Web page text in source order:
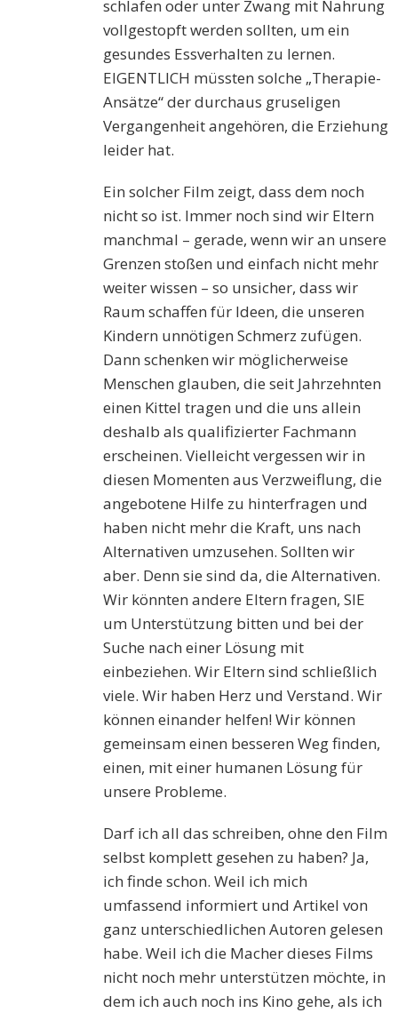
schlafen oder unter Zwang mit Nahrung
vollgestopft werden sollten, um ein
gesundes Essverhalten zu lernen.
EIGENTLICH müssten solche „Therapie-
Ansätze“ der durchaus gruseligen
Vergangenheit angehören, die Erziehung
leider hat.
Ein solcher Film zeigt, dass dem noch
nicht so ist. Immer noch sind wir Eltern
manchmal – gerade, wenn wir an unsere
Grenzen stoßen und einfach nicht mehr
weiter wissen – so unsicher, dass wir
Raum schaffen für Ideen, die unseren
Kindern unnötigen Schmerz zufügen.
Dann schenken wir möglicherweise
Menschen glauben, die seit Jahrzehnten
einen Kittel tragen und die uns allein
deshalb als qualifizierter Fachmann
erscheinen. Vielleicht vergessen wir in
diesen Momenten aus Verzweiflung, die
angebotene Hilfe zu hinterfragen und
haben nicht mehr die Kraft, uns nach
Alternativen umzusehen. Sollten wir
aber. Denn sie sind da, die Alternativen.
Wir könnten andere Eltern fragen, SIE
um Unterstützung bitten und bei der
Suche nach einer Lösung mit
einbeziehen. Wir Eltern sind schließlich
viele. Wir haben Herz und Verstand. Wir
können einander helfen! Wir können
gemeinsam einen besseren Weg finden,
einen, mit einer humanen Lösung für
unsere Probleme.
Darf ich all das schreiben, ohne den Film
selbst komplett gesehen zu haben? Ja,
ich finde schon. Weil ich mich
umfassend informiert und Artikel von
ganz unterschiedlichen Autoren gelesen
habe. Weil ich die Macher dieses Films
nicht noch mehr unterstützen möchte, in
dem ich auch noch ins Kino gehe, als ich